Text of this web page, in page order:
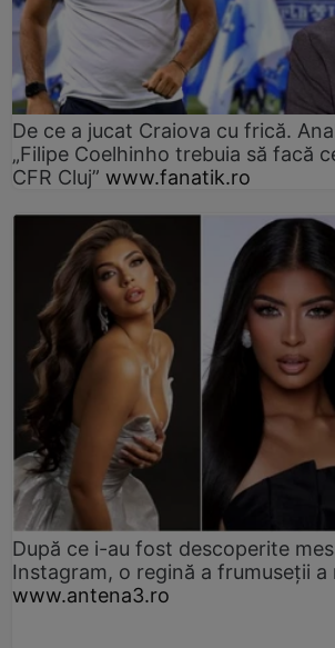
De ce a jucat Craiova cu frică.
„Filipe Coelhinho trebuia să facă
CFR Cluj” www.fanatik.ro
După ce i-au fost descoperite
Instagram, o regină a frumuseții
www.antena3.ro